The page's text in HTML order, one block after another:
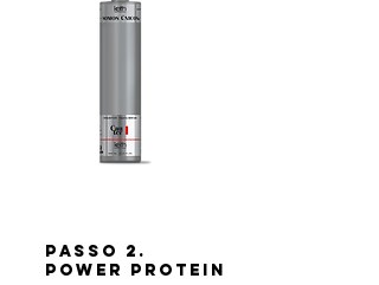
PASSO 2.
POWER PROTEIN